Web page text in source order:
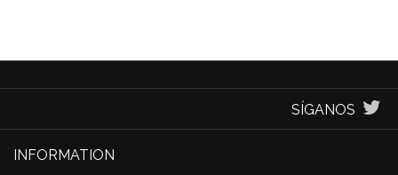
SÍGANOS
INFORMATION